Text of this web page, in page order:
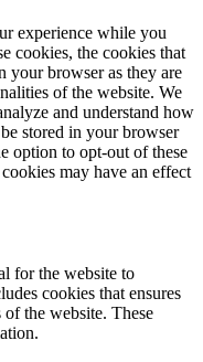
experience while you
cookies, the cookies that
your browser as they are
of the website. We
and understand how
stored in your browser
option to opt-out of these
may have an effect
for the website to
cookies that ensures
the website. These